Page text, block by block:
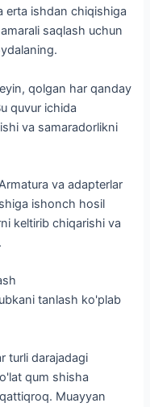
erta ishdan chiqishiga
saqlash uchun
qolgan har qanday
quvur ichida
va samaradorlikni
va adapterlar
ishonch hosil
keltirib chiqarishi va
tanlash ko'plab
turli darajadagi
qum shisha
Muayyan